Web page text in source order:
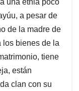
una etnia poco
a pesar de
de la madre de
los bienes de la
tiene
están
clan con su